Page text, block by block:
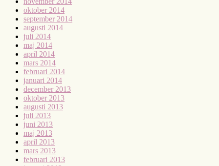
oktober 2014
september 2014
augusti 2014
juli 2014
maj 2014
april 2014
mars 2014
februari 2014
januari 2014
december 2013
oktober 2013
augusti 2013
juli 2013
juni 2013
maj 2013
april 2013
mars 2013
februari 2013